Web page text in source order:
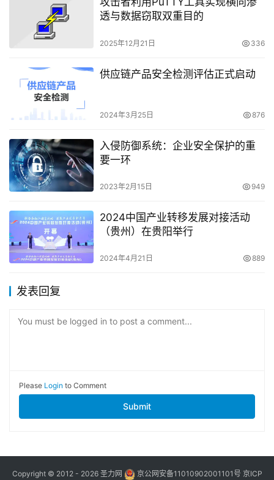
透与数据窃取双重目的
2025年12月21日 336
供应链产品安全检测评估正式启动
2024年3月25日 876
入侵防御系统：企业安全保护的重
要一环
2023年2月15日 949
2024中国产业转移发展对接活动
（贵州）在贵阳举行
2024年4月21日 889
发表回复
You must be logged in to post a comment...
Please Login to Comment
Submit
Copyright © 2012 - 2026 圣力网 京公网安备11010902001101号 京ICP